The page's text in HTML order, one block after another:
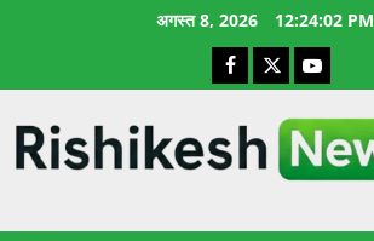
अगस्त 8, 2026 12:24:03 PM
Facebook
X YouTube